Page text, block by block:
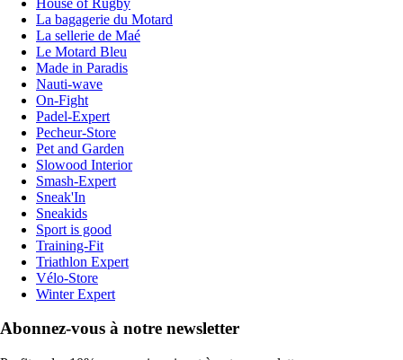
La bagagerie du Motard
La sellerie de Maé
Le Motard Bleu
Made in Paradis
Nauti-wave
On-Fight
Padel-Expert
Pecheur-Store
Pet and Garden
Slowood Interior
Smash-Expert
Sneak'In
Sneakids
Sport is good
Training-Fit
Triathlon Expert
Vélo-Store
Winter Expert
Abonnez-vous à notre newsletter